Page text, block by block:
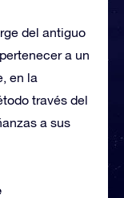
del antiguo
a un
en la
través del
a sus